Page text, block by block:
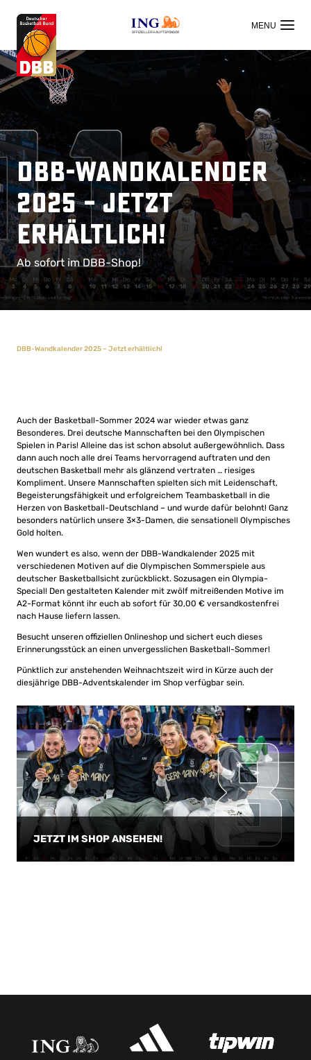
OFFIZIELLER HAUPTSPONSOR
DBB-Wandkalender
2025 – Jetzt
erhältlich!
Ab sofort im DBB-Shop!
DBB-Wandkalender 2025 – Jetzt erhältlich!
Auch der Basketball-Sommer 2024 war wieder etwas ganz
Besonderes. Drei deutsche Mannschaften bei den Olympischen
Spielen in Paris! Alleine das ist schon absolut außergewöhnlich. Dass
dann auch noch alle drei Teams hervorragend auftraten und den
deutschen Basketball mehr als glänzend vertraten … riesiges
Kompliment. Unsere Mannschaften spielten sich mit Leidenschaft,
Begeisterungsfähigkeit und erfolgreichem Teambasketball in die
Herzen von Basketball-Deutschland – und wurde dafür belohnt! Ganz
besonders natürlich unsere 3×3-Damen, die sensationell Olympisches
Gold holten.
Wen wundert es also, wenn der DBB-Wandkalender 2025 mit
verschiedenen Motiven auf die Olympischen Sommerspiele aus
deutscher Basketballsicht zurückblickt. Sozusagen ein Olympia-
Special! Den gestalteten Kalender mit zwölf mitreißenden Motive im
A2-Format könnt ihr euch ab sofort für 30,00 € versandkostenfrei
nach Hause liefern lassen.
Besucht unseren offiziellen Onlineshop und sichert euch dieses
Erinnerungsstück an einen unvergesslichen Basketball-Sommer!
Pünktlich zur anstehenden Weihnachtszeit wird in Kürze auch der
diesjährige DBB-Adventskalender im Shop verfügbar sein.
JETZT IM SHOP ANSEHEN!